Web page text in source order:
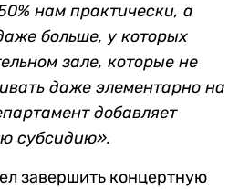
нам практически, а
больше, у которых
зале, которые не
даже элементарно на
добавляет
субсидию».
завершить концертную